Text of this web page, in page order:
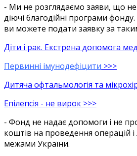
- Ми не розглядаємо заяви, що не
діючі благодійні програми фонду.
ви можете подати заявкуза
Діти і рак. Екстрена допомога
Первинні імунодефіцити >>>
Дитяча офтальмологія та
Епілепсія - не вирок >>>
- Фонд не надаєдопомоги і не
коштів на проведення операцій і
межами України.